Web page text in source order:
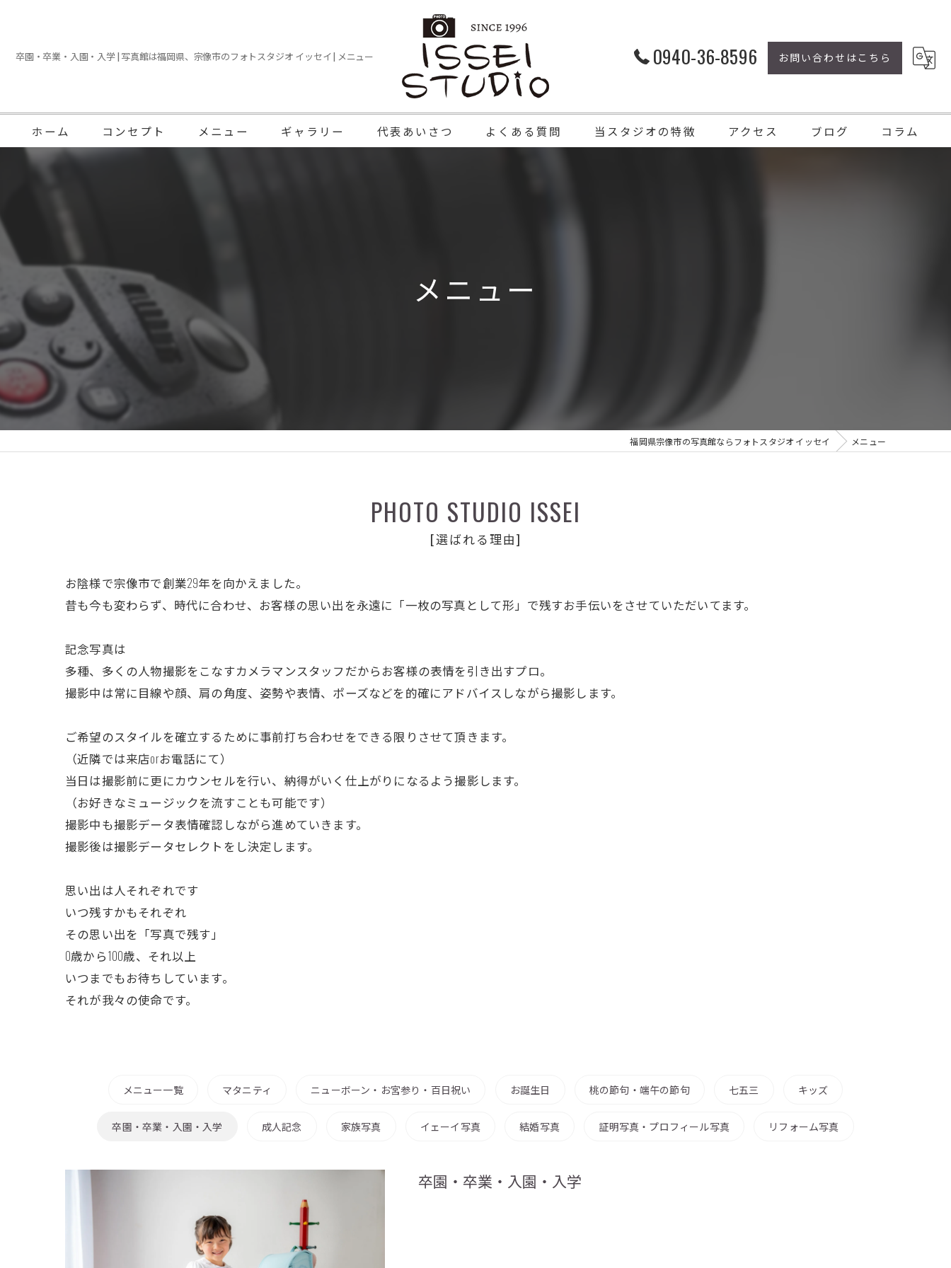
卒園・卒業・入園・入学 | 写真館は福岡県、宗像市のフォトスタジオ イッセイ | メニュー 0940-36-8596 お問い合わせはこちら
ホーム コンセプト メニュー ギャラリー 代表あいさつ よくある質問 当スタジオの特徴 アクセス ブログ コラム
メニュー
福岡県宗像市の写真館ならフォトスタジオ イッセイ メニュー
PHOTO STUDIO ISSEI
[選ばれる理由]
お陰様で宗像市で創業29年を向かえました。
昔も今も変わらず、時代に合わせ、お客様の思い出を永遠に「一枚の写真として形」で残すお手伝いをさせていただいてます。
記念写真は
多種、多くの人物撮影をこなすカメラマンスタッフだからお客様の表情を引き出すプロ。
撮影中は常に目線や顔、肩の角度、姿勢や表情、ポーズなどを的確にアドバイスしながら撮影します。
ご希望のスタイルを確立するために事前打ち合わせをできる限りさせて頂きます。
（近隣では来店orお電話にて）
当日は撮影前に更にカウンセルを行い、納得がいく仕上がりになるよう撮影します。
（お好きなミュージックを流すことも可能です）
撮影中も撮影データ表情確認しながら進めていきます。
撮影後は撮影データセレクトをし決定します。
思い出は人それぞれです
いつ残すかもそれぞれ
その思い出を「写真で残す」
0歳から100歳、それ以上
いつまでもお待ちしています。
それが我々の使命です。
メニュー一覧 マタニティ ニューボーン・お宮参り・百日祝い お誕生日 桃の節句・端午の節句 七五三 キッズ
卒園・卒業・入園・入学 成人記念 家族写真 イェーイ写真 結婚写真 証明写真・プロフィール写真 リフォーム写真
卒園・卒業・入園・入学